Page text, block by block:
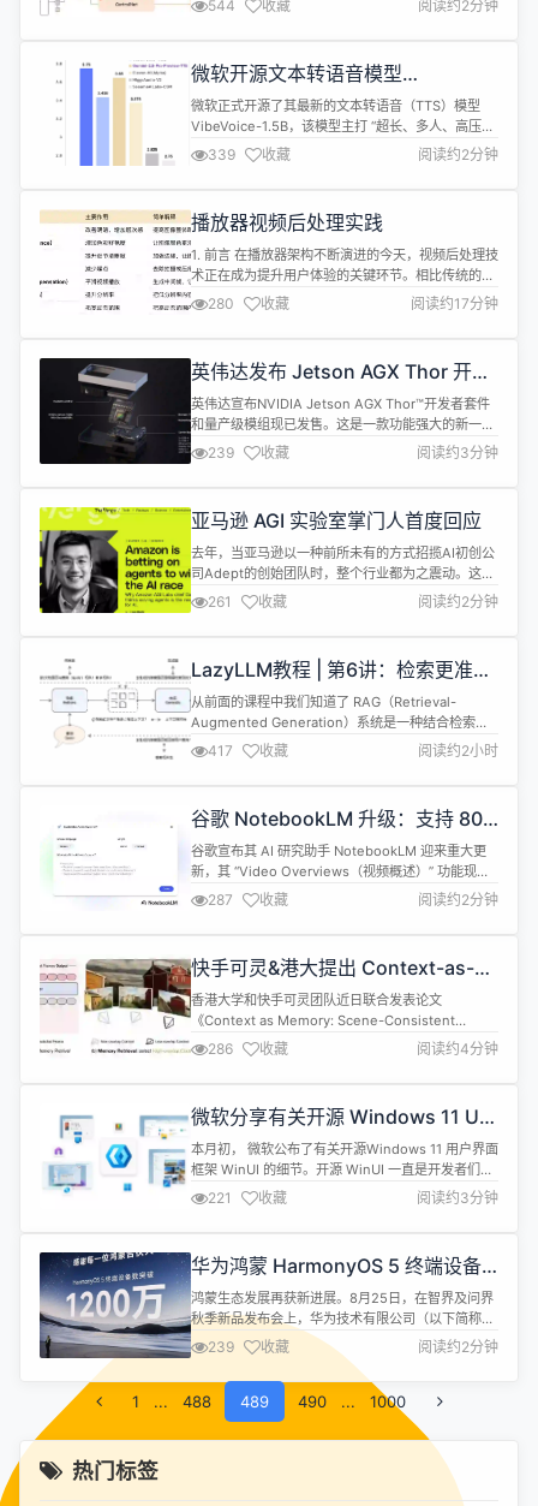
内容一致性。 该工具能够有效修复真实视频或
AIGC(AI生成内容)视频中的质量问题，消除闪烁、抖
补救方案。无论是对低质量视频的修复，还是对生成
视频的优化，Vi...
544 收藏 阅读约2分钟
微软开源文本转语音模型
VibeVoice，支持最多 4 位说话人同
时发声
微软正式开源了其最新的文本转语音（TTS）模型
VibeVoice-1.5B，该模型主打 “超长、多人、高压
缩”，单次即可生成长达 90 分钟的连续语音，并支持
最多 4 位说话人同时发声。 VibeVoice-1.5B 的核心
创新在于其双 Tokenizer 设计。模型分为两个独立
声音特征并实现高压缩...
339 收藏 阅读约2分钟
播放器视频后处理实践
1. 前言 在播放器架构不断演进的今天，视频后处理技
术正在成为提升用户体验的关键环节。相比传统的解
码即播，现代播放器越来越多地引入后处理链路，通
过增强画质、渲染氛围等手段，为用户提供更具沉浸
感的视听体验。 本系列文章将系统介绍我们在播放器
果设计、算法选型，到性能优化和跨平台兼容的全链
路细节。第一期内容聚焦在两类核...
280 收藏 阅读约17分钟
英伟达发布 Jetson AGX Thor 开发
者套件： 基于 Blackwell 架构、专
为物理 AI 和机器人打造
英伟达宣布NVIDIA Jetson AGX Thor™开发者套件
和量产级模组现已发售。这是一款功能强大的新一代
机器人计算机，旨在为制造、物流、交通、医疗、农
业和零售等行业的数百万台机器人提供算力支持。
Jetson Thor 基于 NVIDIA Jetson™ 软件平台，专
与生成式 AI 模型。同时，...
239 收藏 阅读约3分钟
亚马逊 AGI 实验室掌门人首度回应
去年，当亚马逊以一种前所未有的方式招揽AI初创公
司Adept的创始团队时，整个行业都为之震动。这种
被称为"反向人才收购"的全新交易模式，让大型科技
公司无需完全收购初创企业，而是通过挖走核心团队
并获得技术授权来达到目的。 这场交易的核心人物
David Luan，从Adept联合创始人兼CEO摇身一
变，成为了亚马逊全新AGI实验室的掌舵人。如今，
面对外界的质疑声...
261 收藏 阅读约2分钟
LazyLLM教程 | 第6讲：检索更准：
RAG召回效果优化的底层逻辑与技巧
从前面的课程中我们知道了 RAG（Retrieval-
Augmented Generation）系统是一种结合检索和
生成两个核心组件实现基于外部知识源回答用户查询
的智能系统，可以在一定程度上克服大模型幻觉问题
在特定领域问答任务上给出与上下文相关的答案。
到与用户问题相关的上下文，然后将这些信息提供给
生成模型，以生...
417 收藏 阅读约2小时
谷歌 NotebookLM 升级：支持 80
种语言的视频与音频概述
谷歌宣布其 AI 研究助手 NotebookLM 迎来重大更
新，其 “Video Overviews（视频概述）” 功能现已
支持 80 种语言（包括简体中文），并同步升级了
Audio Overviews（音频概述）。Video
Overviews 最初于 7 月推出，此次更新后，全球用
级的核心亮点如下： 视频...
287 收藏 阅读约2分钟
快手可灵&港大提出 Context-as-
Memory，上下文记忆力媲美
Genie3 且问世更早
香港大学和快手可灵团队近日联合发表论文
《Context as Memory: Scene-Consistent
Interactive Long Video Generation with
Memory Retrieval》，提出一种创新性方法：将历
史生成的上下文作为“记忆”（即Context-as-
286 收藏 阅读约4分钟
微软分享有关开源 Windows 11 UI
的新细节
本月初， 微软公布了有关开源Windows 11 用户界面
框架 WinUI 的细节。开源 WinUI 一直是开发者们的
长期呼声，但实现起来并非轻而易举。由于 WinUI
在操作系统的专有层面“根深蒂固”，开源该框架需要
谨慎且深思熟虑的方法。在首次发布几周后， 微软准
分四个阶段完成这项任务。第一阶段主要...
221 收藏 阅读约3分钟
华为鸿蒙 HarmonyOS 5 终端设备
数突破 1200 万
鸿蒙生态发展再获新进展。8月25日，在智界及问界
秋季新品发布会上，华为技术有限公司（以下简称
“华为”）常务董事、终端BG董事长余承东宣布搭载
HarmonyOS 5（以下简称“鸿蒙5”）的终端设备数量
突破1200万台。 而这距离今年7月30日，余承东透
露鸿蒙5终端数量突破千万台，仅不足一个月，再次
创造了“鸿蒙速度”。 自鸿蒙5系统发布以来，其终端
设备数量呈现指...
239 收藏 阅读约2分钟
1 ... 488 489 490 ... 1000
热门标签